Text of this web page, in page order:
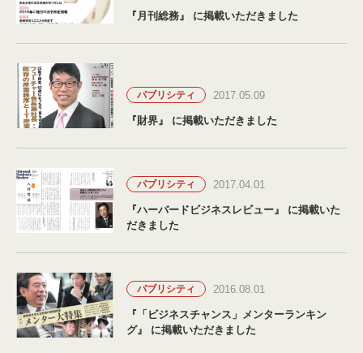
『月刊総務』 に掲載いただきました
パブリシティ 2017.05.09
『財界』 に掲載いただきました
パブリシティ 2017.04.01
『ハーバードビジネスレビュー』 に掲載いた
だきました
パブリシティ 2016.08.01
『「ビジネスチャンス」メンターランキン
グ』 に掲載いただきました